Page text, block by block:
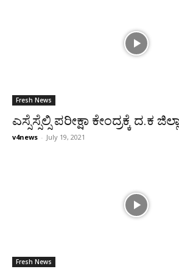
Fresh News
ಎಸ್ಸೆಸ್ಸೆಲ್ಸಿ ಪರೀಕ್ಷಾ ಕೇಂದ್ರಕ್ಕೆ ದ.ಕ
v4news - July 19, 2021
Fresh News